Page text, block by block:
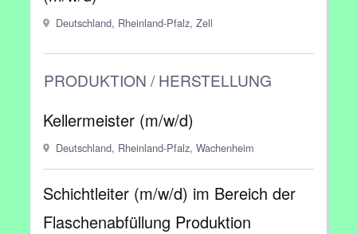
Deutschland, Rheinland-Pfalz, Zell
PRODUKTION / HERSTELLUNG
Kellermeister (m/w/d)
Deutschland, Rheinland-Pfalz, Wachenheim
Schichtleiter (m/w/d) im Bereich der
Flaschenabfüllung Produktion